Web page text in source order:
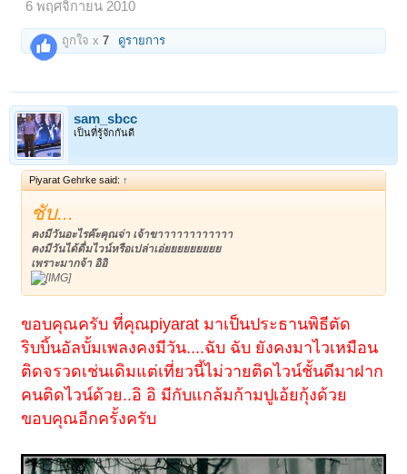
6 พฤศจิกายน 2010
ถูกใจ x7 ดูรายการ
sam_sbcc
เป็นที่รู้จักกันดี
Piyarat Gehrke said: ↑
ชับ...
คงมีวันอะไรค๊ะคุณจ่า เจ้าขาาาาาาาาาาาา
คงมีวันได้ดื่มไวน์หรือเปล่าเอ่ยยยยยยยยย
เพราะมากจ้า อิอิ
ขอบคุณครับ ที่คุณpiyarat มาเป็นประธานพิธีตัด
ริบบิ้นอัลบั้มเพลงคงมีวัน....ฉับ ฉับ ยังคงมาไวเหมือน
ติดจรวดเช่นเดิมแต่เที่ยวนี้ไม่วายติดไวน์ชั้นดีมาฝาก
คนติดไวน์ด้วย..อิ อิ มีกับแกล้มก้ามปูเอ้ยกุ้งด้วย
ขอบคุณอีกครั้งครับ